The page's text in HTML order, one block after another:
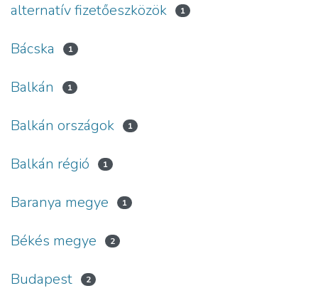
alternatív fizetőeszközök 1
Bácska 1
Balkán 1
Balkán országok 1
Balkán régió 1
Baranya megye 1
Békés megye 2
Budapest 2